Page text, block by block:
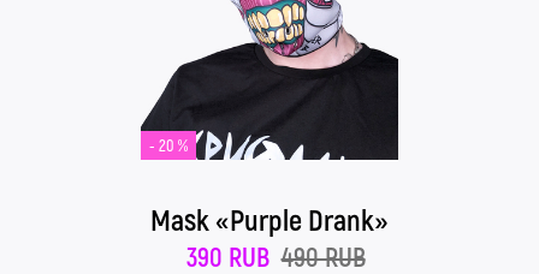
- 20 %
Mask «Purple Drank»
390 RUB 490 RUB